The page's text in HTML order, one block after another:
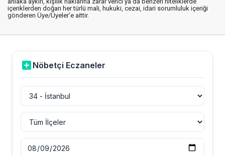
içeriklerden doğan her türlü mali, hukuki, cezai, idari sorumluluk içeriği
gönderen Üye/Üyeler’e aittir.